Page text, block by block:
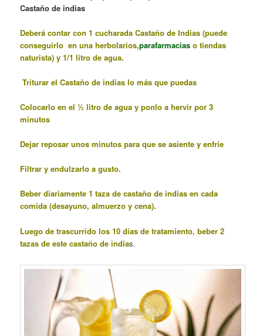
Castaño de indias
Deberá contar con 1 cucharada Castaño de Indias (puede
conseguirlo en una herbolarios,parafarmacias o tiendas
naturista) y 1/1 litro de agua.
Triturar el Castaño de indias lo más que puedas
Colocarlo en el ½ litro de agua y ponlo a hervir por 3
minutos
Dejar reposar unos minutos para que se asiente y enfríe
Filtrar y endulzarlo a gusto.
Beber diariamente 1 taza de castaño de indias en cada
comida (desayuno, almuerzo y cena).
Luego de trascurrido los 10 días de tratamiento, beber 2
tazas de este castaño de indias.